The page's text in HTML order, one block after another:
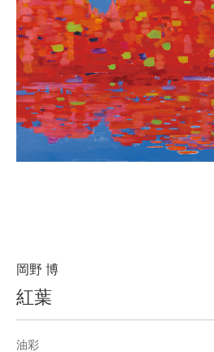
Art works
Catalog
Schedule
About
Contact
Purchase assessment
岡野 博
紅葉
油彩